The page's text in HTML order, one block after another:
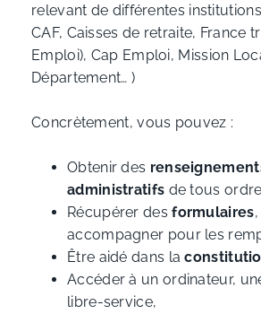
relevant de différentes institutions
CAF, Caisses de retraite, France
Emploi), Cap Emploi, Mission
Département… )
Concrètement, vous pouvez :
Obtenir des
administratifs de tous
Récupérer desformulaires
accompagner pour les
Être aidé dans la
Accéder à un ordinateur,
libre-service,